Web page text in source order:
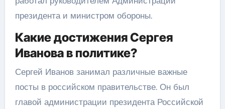
президента и министром обороны.
Какие достижения Сергея
Иванова в политике?
Сергей Иванов занимал различные важные
посты в российском правительстве. Он был
главой администрации президента Российской